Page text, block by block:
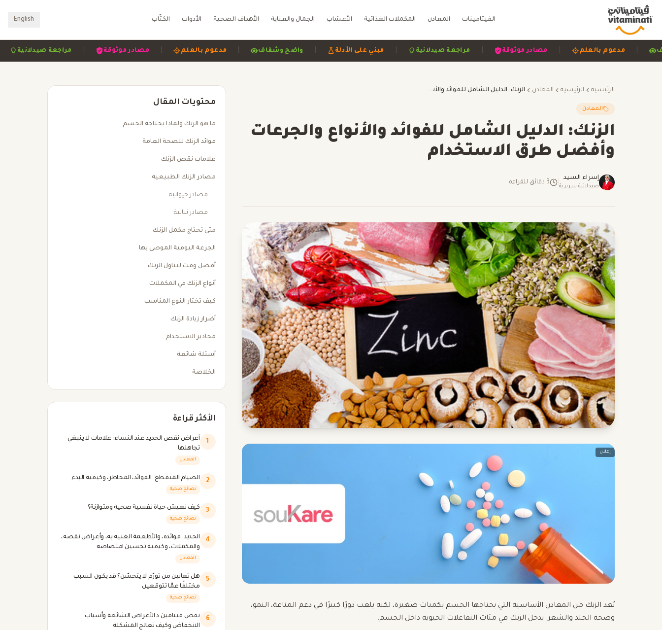
الفيتامينات المعادن المكملات الغذائية الأعشاب الجمال والعناية الأهداف الصحية الأدوات الكتّاب English
مراجعة | مصادر موثوقة | مدعوم بالعلم | واضح وشفاف | مبني على الأدلة | مراجعة صيدلانية | مصادر موثوقة | مدعوم بالعلم | وشفاف
الرئيسية الرئيسية المعادن الزنك: الدليل الشامل للفوائد والأنواع والجرعات وأفضل طرق الاستخدام
المعادن
الزنك: الدليل الشامل للفوائد والأنواع والجرعات
وأفضل طرق الاستخدام
إسراء السيد
صيدلانية سريرية
3 دقائق للقراءة
إعلان
يُعد الزنك من المعادن الأساسية التي يحتاجها الجسم بكميات صغيرة، لكنه يلعب دورًا كبيرًا في دعم المناعة، النمو،
وصحة الجلد والشعر. يدخل الزنك في مئات التفاعلات الحيوية داخل الجسم.
محتويات المقال
ما هو الزنك ولماذا يحتاجه الجسم
فوائد الزنك للصحة العامة
علامات نقص الزنك
مصادر الزنك الطبيعية
مصادر حيوانية:
مصادر نباتية:
متى تحتاج مكمل الزنك
الجرعة اليومية الموصى بها
أفضل وقت لتناول الزنك
أنواع الزنك في المكملات
كيف تختار النوع المناسب
أضرار زيادة الزنك
محاذير الاستخدام
أسئلة شائعة
الخلاصة
الأكثر قراءة
1
أعراض نقص الحديد عند النساء: علامات لا ينبغي
تجاهلها
المعادن
2 الصيام المتقطع: الفوائد، المخاطر، وكيفية البدء
نصائح صحية
3 كيف نعيش حياة نفسية صحية ومتوازنة؟
نصائح صحية
4
الحديد: فوائده، والأطعمة الغنية به، وأعراض نقصه،
والمكملات، وكيفية تحسين امتصاصه
المعادن
5
هل تعانين من تورّم لا يتحسّن؟ قد يكون السبب
مختلفًا عمّا تتوقعين
نصائح صحية
6
نقص فيتامين د الأعراض الشائعة وأسباب
الانخفاض وكيف تعالج المشكلة